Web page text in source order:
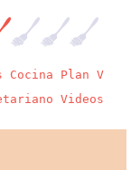
Cocina
Plan V
Videos